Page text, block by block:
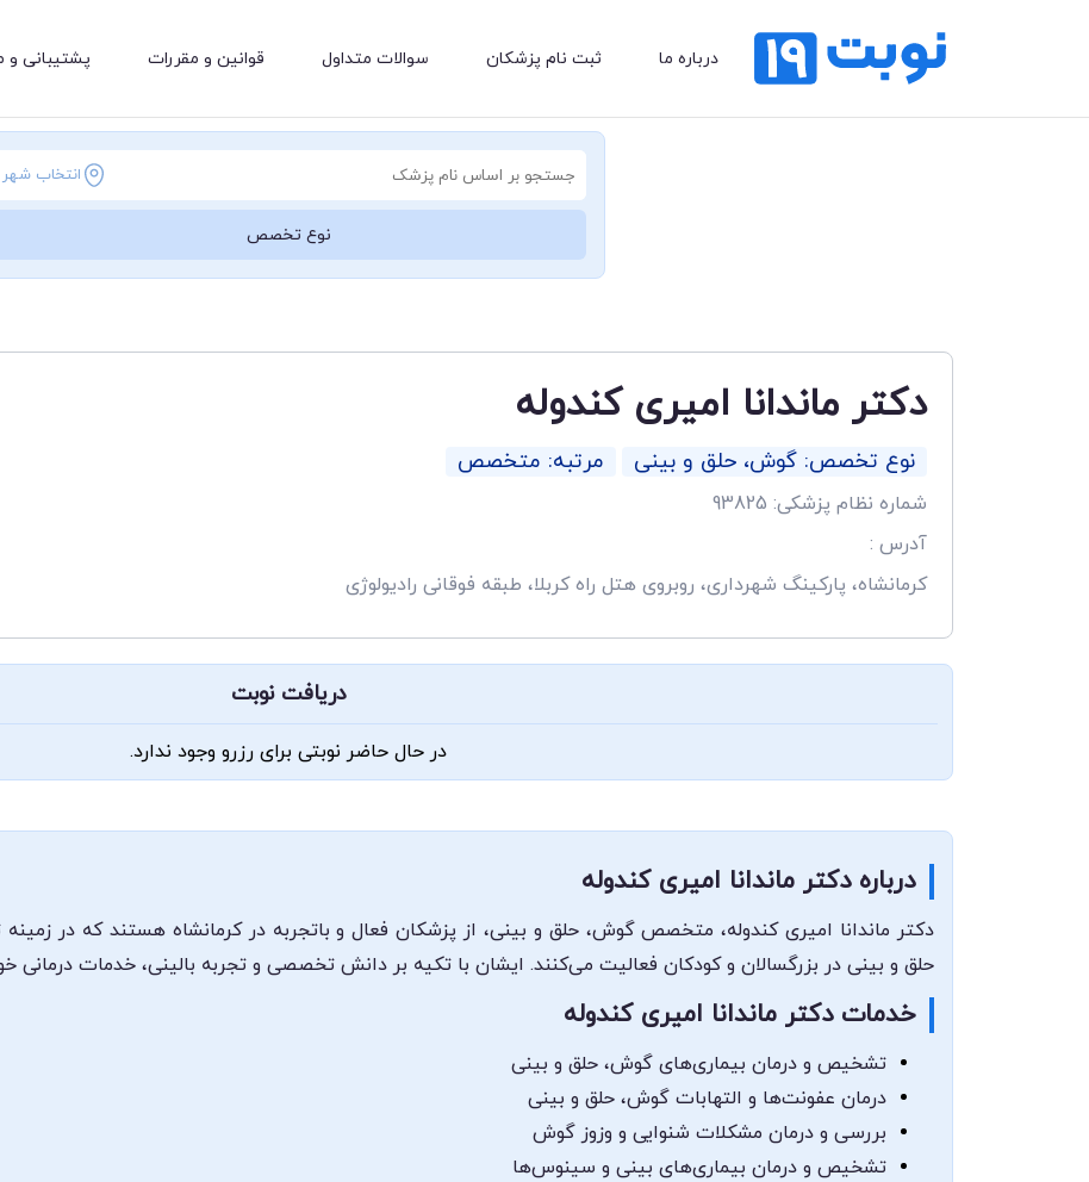
درباره ما ثبت نام پزشکان سوالات متداول قوانین و مقررات پشتیبانی و
انتخاب شهر
نوع تخصص
دکتر ماندانا امیری کندوله
نوع تخصص: گوش، حلق و بینی مرتبه: متخصص
شماره نظام پزشکی: 93825
آدرس :
کرمانشاه، پارکینگ شهرداری، روبروی هتل راه کربلا، طبقه فوقانی رادیولوژی
دریافت نوبت
در حال حاضر نوبتی برای رزرو وجود ندارد.
درباره دکتر ماندانا امیری کندوله
دکتر ماندانا امیری کندوله، متخصص گوش، حلق و بینی، از پزشکان فعال و با‌تجربه در کرمانشاه هستند که در
حلق و بینی در بزرگسالان و کودکان فعالیت می‌کنند. ایشان با تکیه بر دانش تخصصی و تجربه بالینی، خدمات درمانی
خدمات دکتر ماندانا امیری کندوله
تشخیص و درمان بیماری‌های گوش، حلق و بینی
درمان عفونت‌ها و التهابات گوش، حلق و بینی
بررسی و درمان مشکلات شنوایی و وزوز گوش
تشخیص و درمان بیماری‌های بینی و سینوس‌ها